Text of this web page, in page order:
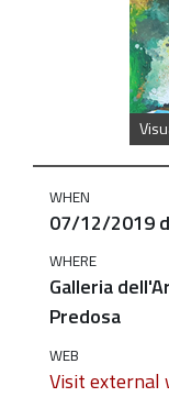
gualandi
"Ispirazioni"
inaugurazione
della
mostra
personale
WHEN
07/12/2019
WHERE
Galleria
Predosa
WEB
Visit external